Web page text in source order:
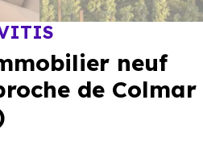
neuf
de Colmar